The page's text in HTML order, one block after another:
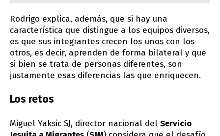
Rodrigo explica, además, que si hay una
característica que distingue a los equipos diversos,
es que sus integrantes crecen los unos con los
otros, es decir, aprenden de forma bilateral y que
si bien se trata de personas diferentes, son
justamente esas diferencias las que enriquecen.
Los retos
Miguel Yaksic SJ, director nacional del Servicio